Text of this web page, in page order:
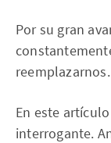
Por su gran
En este
interrogante.